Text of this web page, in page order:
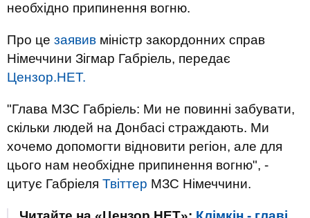
необхідно припинення вогню.
Про це заявив міністр закордонних справ
Німеччини Зігмар Габріель, передає
Цензор.НЕТ.
"Глава МЗС Габріель: Ми не повинні забувати,
скільки людей на Донбасі страждають. Ми
хочемо допомогти відновити регіон, але для
цього нам необхідне припинення вогню", -
цитує Габріеля Твіттер МЗС Німеччини.